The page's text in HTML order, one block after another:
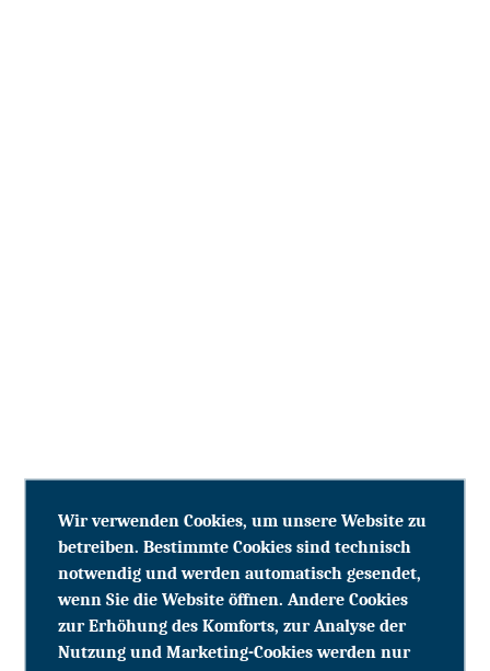
Wir verwenden Cookies, um unsere Website zu
betreiben. Bestimmte Cookies sind technisch
notwendig und werden automatisch gesendet,
wenn Sie die Website öffnen. Andere Cookies
zur Erhöhung des Komforts, zur Analyse der
Nutzung und Marketing-Cookies werden nur